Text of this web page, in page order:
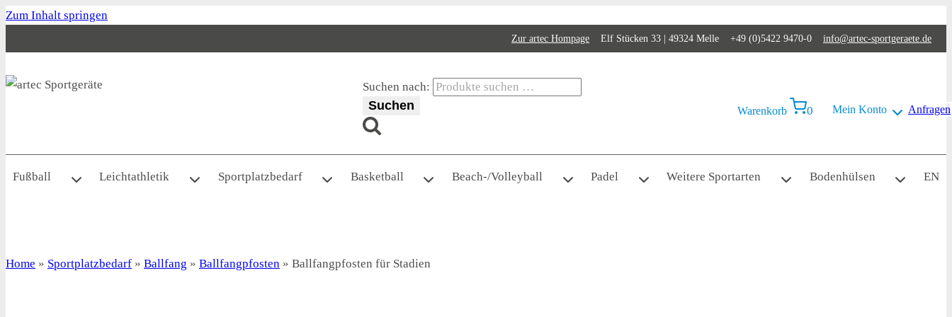
Zum Inhalt springen
Zur artec Hompage Elf Stücken 33 | 49324 Melle +49 (0)5422 9470-0 info@artec-sportgeraete.de
Suchen nach:
Suchen Warenkorb 0 Mein Konto Anfragen
Fußball Leichtathletik Sportplatzbedarf Basketball Beach-/Volleyball Padel Weitere Sportarten Bodenhülsen EN
Home » Sportplatzbedarf » Ballfang » Ballfangpfosten » Ballfangpfosten für Stadien